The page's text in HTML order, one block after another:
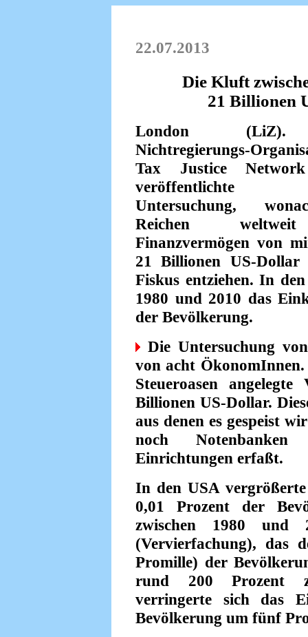
22.07.2013
Die Kluft
21 Billionen
London
Nichtregierungs-
Tax Justice
Untersuchung,
Reichen
Finanzvermögen von
21 Billionen US-
Fiskus entziehen. In
1980 und 2010 das
der Bevölkerung.
Die Untersuchung
von acht
Steueroasen
Billionen US-Dollar.
aus denen es gespeist
noch
Einrichtungen erfaßt.
In den USA
0,01 Prozent der
zwischen 1980
(Vervierfachung), das
Promille) der
rund 200 Prozent
verringerte sich das
Bevölkerung um fünf